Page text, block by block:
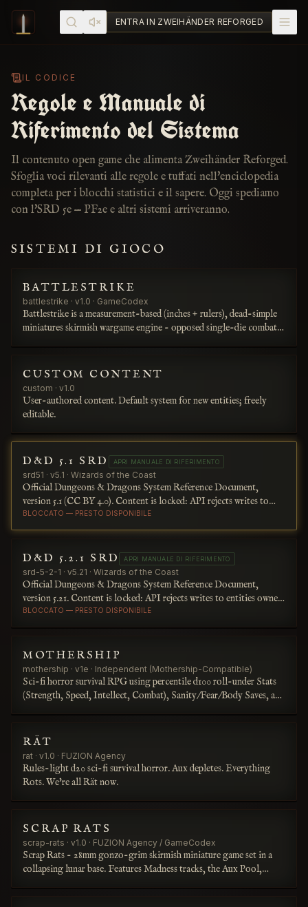
Skip to content
ENTRA IN ZWEIHÄNDER REFORGED
IL CODICE
Regole e Manuale di
Riferimento del Sistema
Il contenuto open game che alimenta Zweihänder Reforged.
Sfoglia voci rilevanti alle regole e tuffati nell'enciclopedia
completa per i blocchi statistici e il sapere. Oggi spediamo
con l'SRD 5e — PF2e e altri sistemi arriveranno.
SISTEMI DI GIOCO
BATTLESTRIKE
battlestrike · v1.0 · GameCodex
Battlestrike is a measurement-based (inches + rulers), dead-simple
miniatures skirmish wargame engine - opposed single-die combat,
CUSTOM CONTENT
custom · v1.0
User-authored content. Default system for new entities; freely
editable.
D&D 5.1 SRD APRI MANUALE DI RIFERIMENTO
srd51 · v5.1 · Wizards of the Coast
Official Dungeons & Dragons System Reference Document,
version 5.1 (CC BY 4.0). Content is locked: API rejects writes to
entities owned by this system for redistribution compliance.
BLOCCATO — PRESTO DISPONIBILE
D&D 5.2.1 SRD APRI MANUALE DI RIFERIMENTO
srd-5-2-1 · v5.21 · Wizards of the Coast
Official Dungeons & Dragons System Reference Document,
version 5.21. Content is locked: API rejects writes to entities owned
by this system for redistribution compliance.
BLOCCATO — PRESTO DISPONIBILE
MOTHERSHIP
mothership · v1e · Independent (Mothership-Compatible)
Sci-fi horror survival RPG using percentile d100 roll-under Stats
(Strength, Speed, Intellect, Combat), Sanity/Fear/Body Saves, and
RÄT
rat · v1.0 · FUZION Agency
Rules-light d20 sci-fi survival horror. Aux depletes. Everything
Rots. We're all Rät now.
SCRAP RATS
scrap-rats · v1.0 · FUZION Agency / GameCodex
Scrap Rats - 28mm gonzo-grim skirmish miniature game set in a
collapsing lunar base. Features Madness tracks, the Aux Pool,